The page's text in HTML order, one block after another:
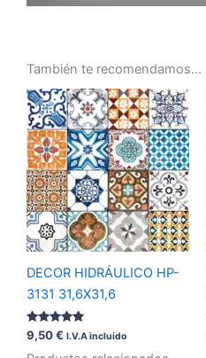
También te recomendamos…
DECOR HIDRÁULICO HP-
3131 31,6X31,6
Valorado
con
5.00
9,50€ I.V.A incluido